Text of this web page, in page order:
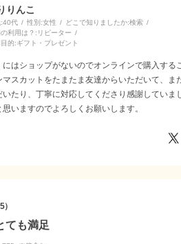
りんこ
:40代 性別:女性 どこで知りましたか:検索
利用は？: リピーター
的:ギフト・プレゼント
はショップがないのでオンラインで購入する
スカットをたまたま友達からいただいて、ま
たり、丁寧に対応してくださり感謝していま
いますのでよろしくお願いします。
5
ても満足